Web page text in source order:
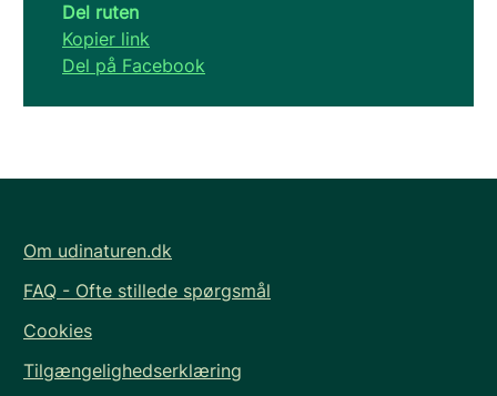
Del ruten
Kopier link
Del på Facebook
Om udinaturen.dk
FAQ - Ofte stillede spørgsmål
Cookies
Tilgængelighedserklæring